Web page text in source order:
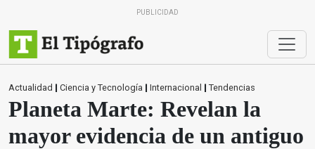
PUBLICIDAD
Actualidad | Ciencia y Tecnología | Internacional | Tendencias
Planeta Marte: Revelan la
mayor evidencia de un antiguo